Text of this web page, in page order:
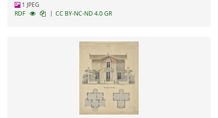
1 JPEG
RDF
| CC BY-NC-ND 4.0 GR